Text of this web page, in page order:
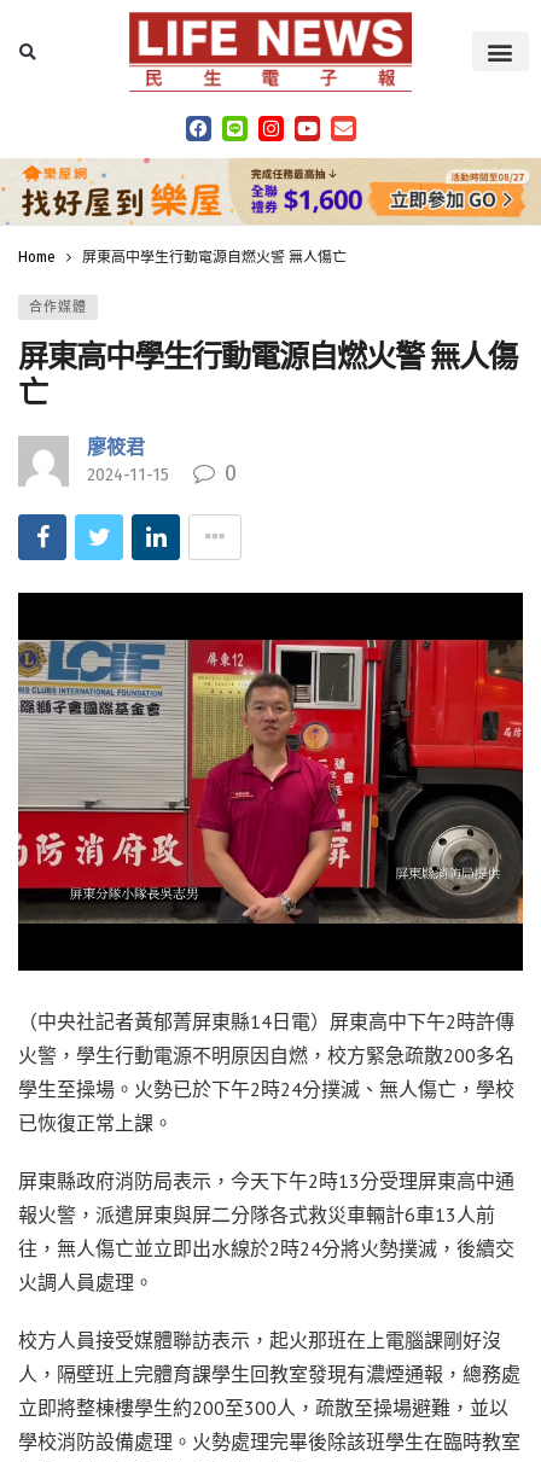
Home 屏東高中學生行動電源自燃火警 無人傷亡
合作媒體
屏東高中學生行動電源自燃火警 無人傷
亡
廖筱君
2024-11-15 0
（中央社記者黃郁菁屏東縣14日電）屏東高中下午2時許傳
火警，學生行動電源不明原因自燃，校方緊急疏散200多名
學生至操場。火勢已於下午2時24分撲滅、無人傷亡，學校
已恢復正常上課。
屏東縣政府消防局表示，今天下午2時13分受理屏東高中通
報火警，派遣屏東與屏二分隊各式救災車輛計6車13人前
往，無人傷亡並立即出水線於2時24分將火勢撲滅，後續交
火調人員處理。
校方人員接受媒體聯訪表示，起火那班在上電腦課剛好沒
人，隔壁班上完體育課學生回教室發現有濃煙通報，總務處
立即將整棟樓學生約200至300人，疏散至操場避難，並以
學校消防設備處理。火勢處理完畢後除該班學生在臨時教室